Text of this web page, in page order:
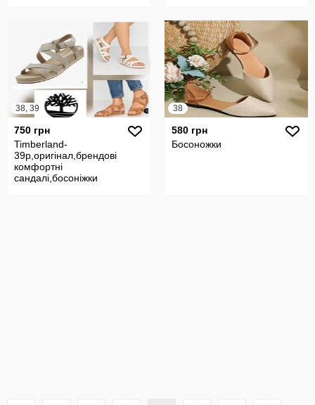
38, 39
750 грн
Timberland-
39p,оригінал,брендові
комфортні
сандалі,босоніжки
38
580 грн
Босоножки